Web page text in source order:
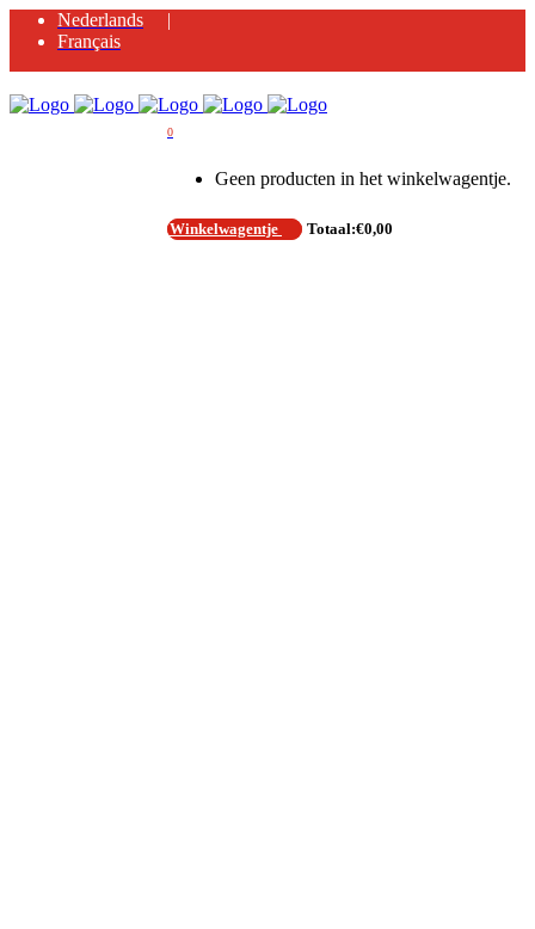
Nederlands
Français
0
Geen producten in het winkelwagentje.
Winkelwagentje Totaal:€0,00